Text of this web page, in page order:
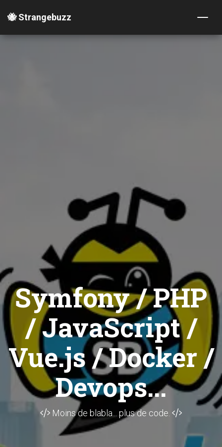
🐝 Strangebuzz
Symfony / PHP
/ JavaScript /
Vue.js / Docker /
Devops...
Moins de blabla... plus de code.